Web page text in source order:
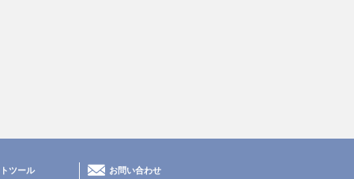
ツール お問い合わせ